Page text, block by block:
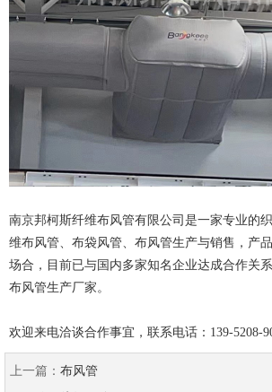
南京邦柯斯纤维布风管有限公司是一家专业的
维布风管、布袋风管、布风管生产与销售，产
场合，目前已与国内多家知名企业达成合作关
布风管生产厂家。
欢迎来电洽谈合作事宜，联系电话：139-5208-
上一篇： 布风管